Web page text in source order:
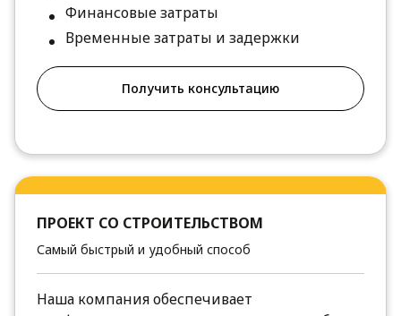
Финансовые затраты
Временные затраты и задержки
Получить консультацию
ПРОЕКТ СО СТРОИТЕЛЬСТВОМ
Самый быстрый и удобный способ
Наша компания обеспечивает